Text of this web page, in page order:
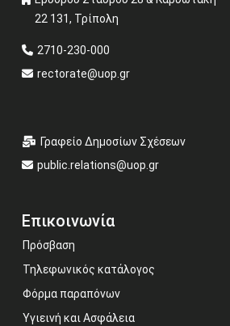
22 131, Τρίπολη
2710-230-000
rectorate@uop.gr
Γραφείο Δημοσίων Σχέσεων
public.relations@uop.gr
Επικοινωνία
Πρόσβαση
Τηλεφωνικός κατάλογος
Φόρμα παραπόνων
Υγιεινή και Ασφάλεια